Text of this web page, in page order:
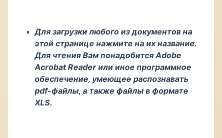
Для загрузки любого из документов на
этой странице нажмите на их название.
Для чтения Вам понадобится Adobe
Acrobat Reader или иное программное
обеспечение, умеющее распознавать
pdf-файлы, а также файлы в формате
XLS.